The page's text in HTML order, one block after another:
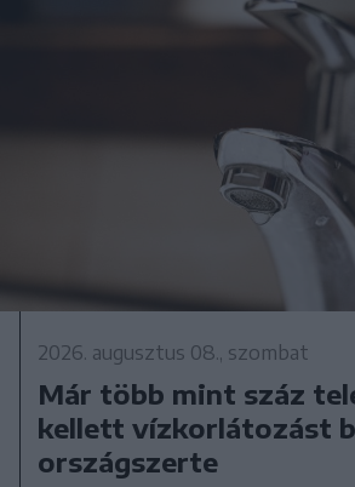
2026. augusztus 08., szombat
Már több mint száz
kellett vízkorlátozást
országszerte